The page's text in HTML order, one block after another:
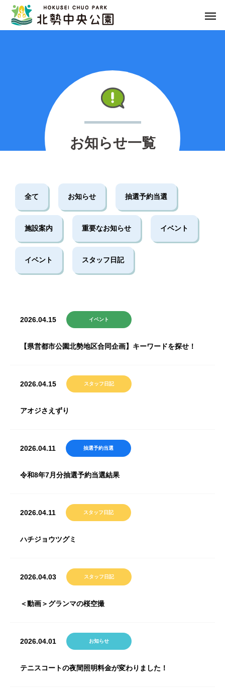
お知らせ一覧
全て お知らせ 抽選予約当選
施設案内 重要なお知らせ イベント
イベント スタッフ日記
2026.04.15 イベント
【県営都市公園北勢地区合同企画】キーワードを探せ！
2026.04.15 スタッフ日記
アオジさえずり
2026.04.11 抽選予約当選
令和8年7月分抽選予約当選結果
2026.04.11 スタッフ日記
ハチジョウツグミ
2026.04.03 スタッフ日記
＜動画＞グランマの桜空撮
2026.04.01 お知らせ
テニスコートの夜間照明料金が変わりました！